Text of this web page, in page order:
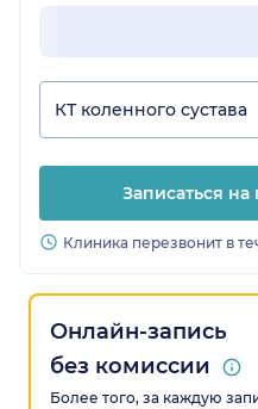
КТ коленного сустава
Записаться
Клиника перезвонит в
Онлайн-запись
без комиссии
Более того, за каждую